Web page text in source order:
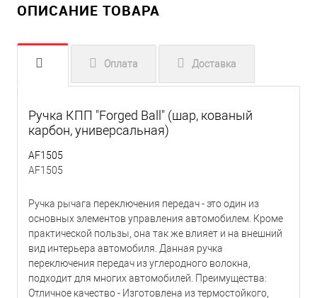
ОПИСАНИЕ ТОВАРА
Оплата Доставка
Ручка КПП "Forged Ball" (шар, кованый
карбон, универсальная)
AF1505
AF1505
Ручка рычага переключения передач - это один из
основных элементов управления автомобилем. Кроме
практической пользы, она так же влияет и на внешний
вид интерьера автомобиля. Данная ручка
переключения передач из углеродного волокна,
подходит для многих автомобилей. Преимущества:
Отличное качество - Изготовлена из термостойкого,